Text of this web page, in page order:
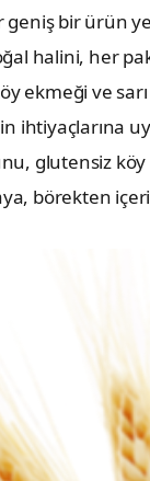
bir ürün
halini, her
ekmeği ve
ihtiyaçlarına
glutensiz
börekten